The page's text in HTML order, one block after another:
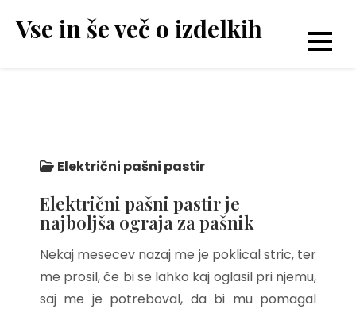
Vse in še več o izdelkih
Električni pašni pastir
Električni pašni pastir je
najboljša ograja za pašnik
Nekaj mesecev nazaj me je poklical stric, ter
me prosil, če bi se lahko kaj oglasil pri njemu,
saj me je potreboval, da bi mu pomagal